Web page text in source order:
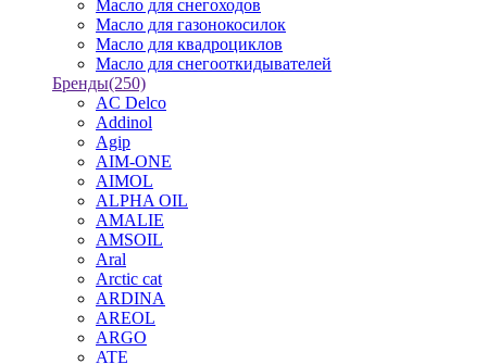
Масло для снегоходов
Масло для газонокосилок
Масло для квадроциклов
Масло для снегооткидывателей
Бренды(250)
AC Delco
Addinol
Agip
AIM-ONE
AIMOL
ALPHA OIL
AMALIE
AMSOIL
Aral
Arctic cat
ARDINA
AREOL
ARGO
ATE